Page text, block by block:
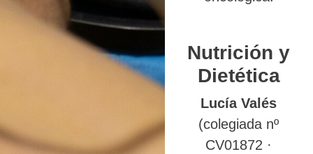
Nutrición y
Dietética
Lucía Valés
(colegiada nº
CV01872 ·